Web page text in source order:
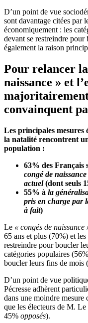
D’un point de vue
sont davantage citées par
économiquement : les
devant se restreindre
également la raison
Pour relancer
naissance » et
convainquent
Les principales mesures
la natalité rencontrent
population :
63% des Français
congé de
actuel(dont seuls
55% à la
pris en charge par
à fait)
Le « congés de naissance
65 ans et plus (70%) et
restreindre pour boucler
catégories populaires
boucler leurs fins de mois
D’un point de vue
Pécresse adhèrent
dans une moindre
que les électeurs de M.
45% opposés).